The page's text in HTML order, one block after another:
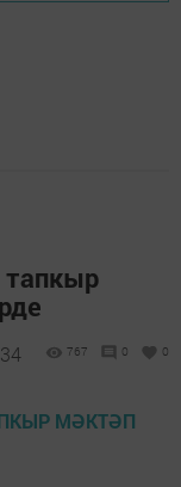
тапкыр
767 0 0